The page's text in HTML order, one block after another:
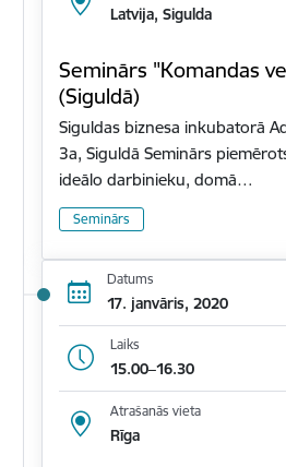
Latvija, Sigulda
Seminārs "Komandas
(Siguldā)
Siguldas biznesa inkubatorā
3a, Siguldā Seminārs
ideālo darbinieku, domā…
Seminārs
Datums
17. janvāris, 2020
Laiks
15.00–16.30
Atrašanās vieta
Rīga